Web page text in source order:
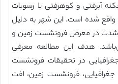
آبرفتی و کوهرفتی با رسوبات
واقع شده است. این شهر به دلیل
به شدت در معرض فرونشست زمین و
هدف این مطالعه معرفی
در تحقیقات فرونشست
فرونشست زمین، افت